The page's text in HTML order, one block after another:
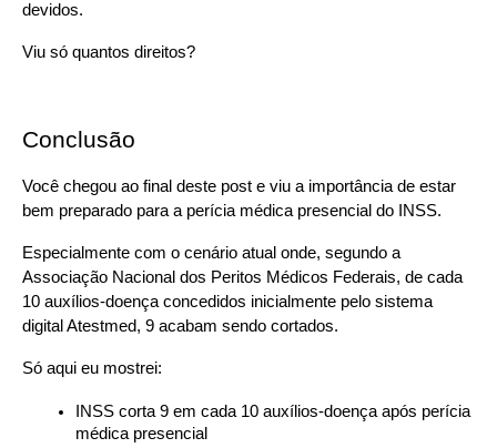
devidos.
Viu só quantos direitos?
Conclusão
Você chegou ao final deste post e viu a importância de estar
bem preparado para a perícia médica presencial do INSS.
Especialmente com o cenário atual onde, segundo a
Associação Nacional dos Peritos Médicos Federais, de cada
10 auxílios-doença concedidos inicialmente pelo sistema
digital Atestmed, 9 acabam sendo cortados.
Só aqui eu mostrei:
INSS corta 9 em cada 10 auxílios-doença após perícia
médica presencial